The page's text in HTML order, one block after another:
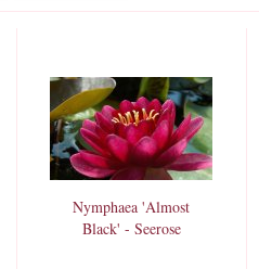
Nymphaea 'Almost
Black' - Seerose